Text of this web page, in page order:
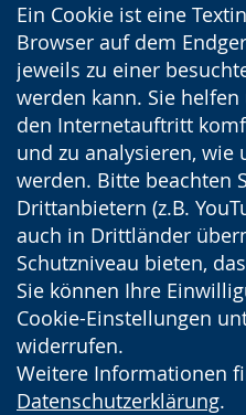
Ein Cookie ist eine
Browser auf dem
jeweils zu einer
werden kann. Sie
den Internetauftritt
und zu analysieren, wie
werden. Bitte beachten
Drittanbietern (z.B.
auch in Drittländer
Schutzniveau bieten,
Sie können Ihre
Cookie-Einstellungen
widerrufen.
Weitere Informationen
Datenschutzerklärung.